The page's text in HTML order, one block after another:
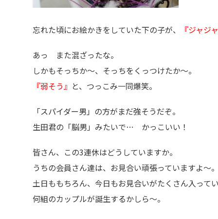
忘れた頃にお絵かきをしていた下の子が、 『ジャジ
あっ また混ざったな。
しかもそっちか～、そっちをくっつけたか～。
『弱そう』 と、つっこみ一同爆笑。
「スパイダー男」の方がまだ強そうだぞ。
生田君の「脳男」みたいで… かっこいい！
皆さん、この3連休はどうしていますか。
うちの会員さん達は、お見合い頑張っていますよ～。
土日ももちろん、今日もお見合いがたくさん入ってい
何組のカップルが誕生するかしら～。